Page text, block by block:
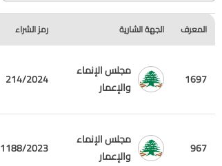
المعرف الجهة الشارية رمز الشراء
1697
مجلس الإنماء
والإعمار
214/2024
967
مجلس الإنماء
والإعمار
1188/2023